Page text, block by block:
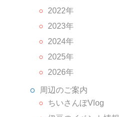
2022年
2023年
2024年
2025年
2026年
周辺のご案内
ちいさんぽVlog